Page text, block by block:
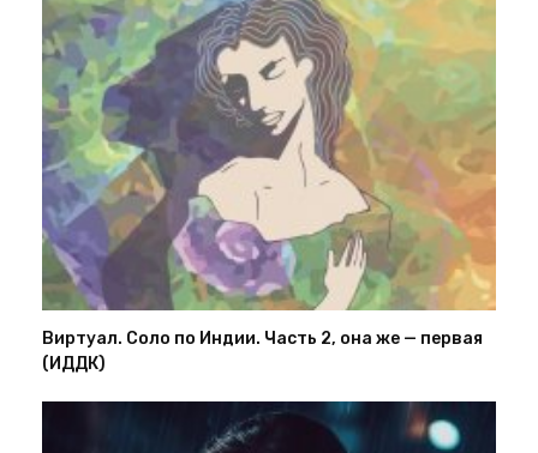
Виртуал. Соло по Индии. Часть 2, она же — первая
(ИДДК)